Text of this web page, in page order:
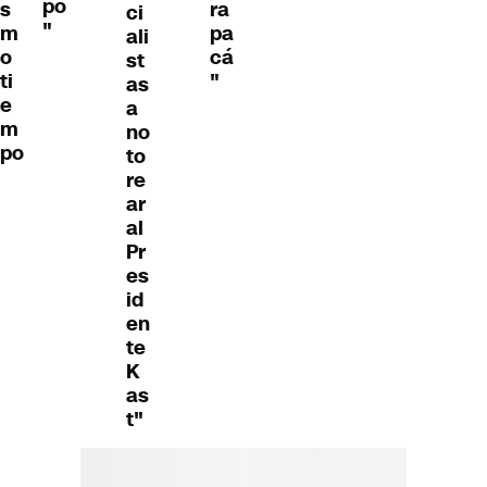
s
m
o
ti
e
m
po
po
"
ci
ali
st
as
a
no
to
re
ar
al
Pr
es
id
en
te
K
as
t"
ra
pa
cá
"